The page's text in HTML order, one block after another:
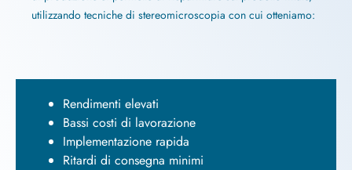
utilizzando tecniche di stereomicroscopia con cui otteniamo:
Rendimenti elevati
Bassi costi di lavorazione
Implementazione rapida
Ritardi di consegna minimi